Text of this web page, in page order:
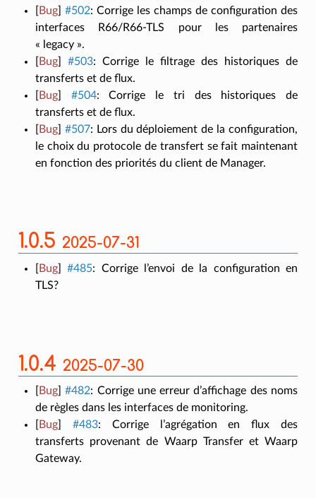
[Bug] #502: Corrige les champs de configuration des
interfaces R66/R66-TLS pour les partenaires
« legacy ».
[Bug] #503: Corrige le filtrage des historiques de
transferts et de flux.
[Bug] #504: Corrige le tri des historiques de
transferts et de flux.
[Bug] #507: Lors du déploiement de la configuration,
le choix du protocole de transfert se fait maintenant
en fonction des priorités du client de Manager.
1.0.5 2025-07-31
Bug] #485: Corrige l’envoi de la configuration en
TLS?
1.0.4 2025-07-30
Bug] #482: Corrige une erreur d’affichage des noms
de règles dans les interfaces de monitoring.
Bug] #483: Corrige l’agrégation en flux des
transferts provenant de Waarp Transfer et Waarp
Gateway.